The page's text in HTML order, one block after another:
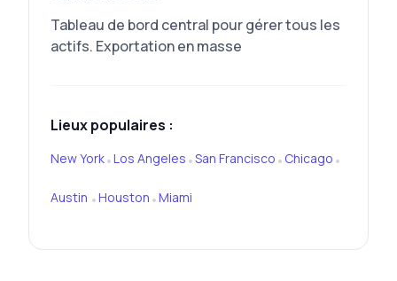
Tableau de bord central pour gérer tous les
actifs. Exportation en masse
Lieux populaires :
New York•Los Angeles •San Francisco • Chicago •
Austin •Houston •Miami